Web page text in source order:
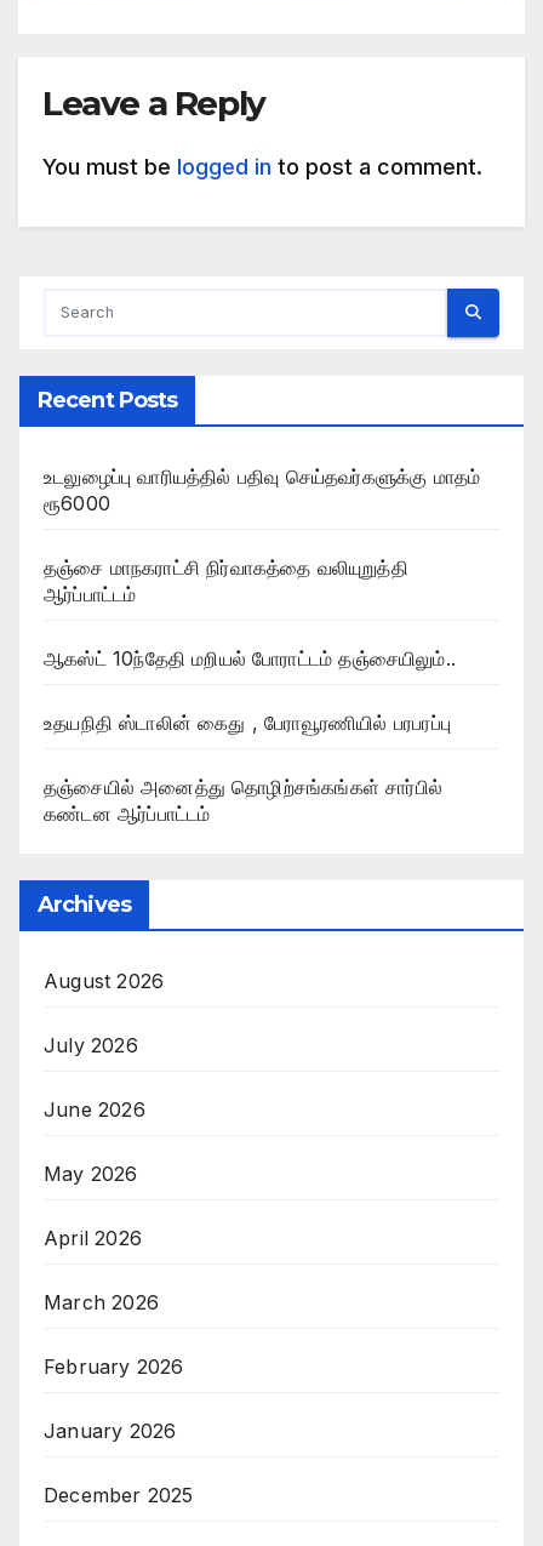
Leave a Reply
You must be logged in to post a comment.
Recent Posts
உடலுழைப்பு வாரியத்தில் பதிவு செய்தவர்களுக்கு மாதம்
ரூ6000
தஞ்சை மாநகராட்சி நிர்வாகத்தை வலியுறுத்தி
ஆர்ப்பாட்டம்
ஆகஸ்ட் 10ந்தேதி மறியல் போராட்டம் தஞ்சையிலும்..
உதயநிதி ஸ்டாலின் கைது , பேராவூரணியில் பரபரப்பு
தஞ்சையில் அனைத்து தொழிற்சங்கங்கள் சார்பில்
கண்டன ஆர்ப்பாட்டம்
Archives
August 2026
July 2026
June 2026
May 2026
April 2026
March 2026
February 2026
January 2026
December 2025